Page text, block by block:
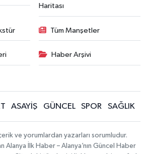
Haritası
Tüm Manşetler
Haber Arşivi
ASAYİŞ GÜNCEL SPOR SAĞLIK
ve yorumlardan yazarları sorumludur.
Alanya İlk Haber – Alanya’nın Güncel Haber